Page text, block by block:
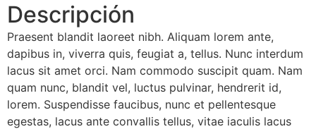
Descripción
Praesent blandit laoreet nibh. Aliquam lorem ante,
dapibus in, viverra quis, feugiat a, tellus. Nunc interdum
lacus sit amet orci. Nam commodo suscipit quam. Nam
quam nunc, blandit vel, luctus pulvinar, hendrerit id,
lorem. Suspendisse faucibus, nunc et pellentesque
egestas, lacus ante convallis tellus, vitae iaculis lacus